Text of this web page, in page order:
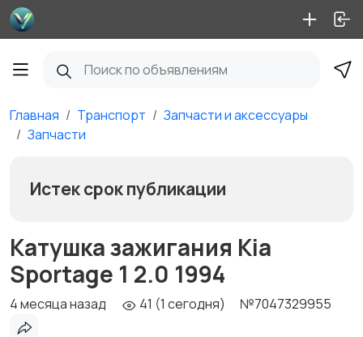
Главная Транспорт
Запчасти и аксессуары
Запчасти
Истек срок публикации
Катушка зажигания Kia
Sportage 1 2.0 1994
4 месяца назад 41 (1 сегодня) №7047329955